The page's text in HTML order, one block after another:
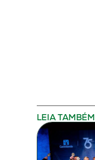
LEIA TAMBÉM